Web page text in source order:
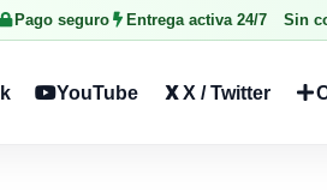
Pago seguro Entrega activa 24/7 Sin
YouTube X / Twitter